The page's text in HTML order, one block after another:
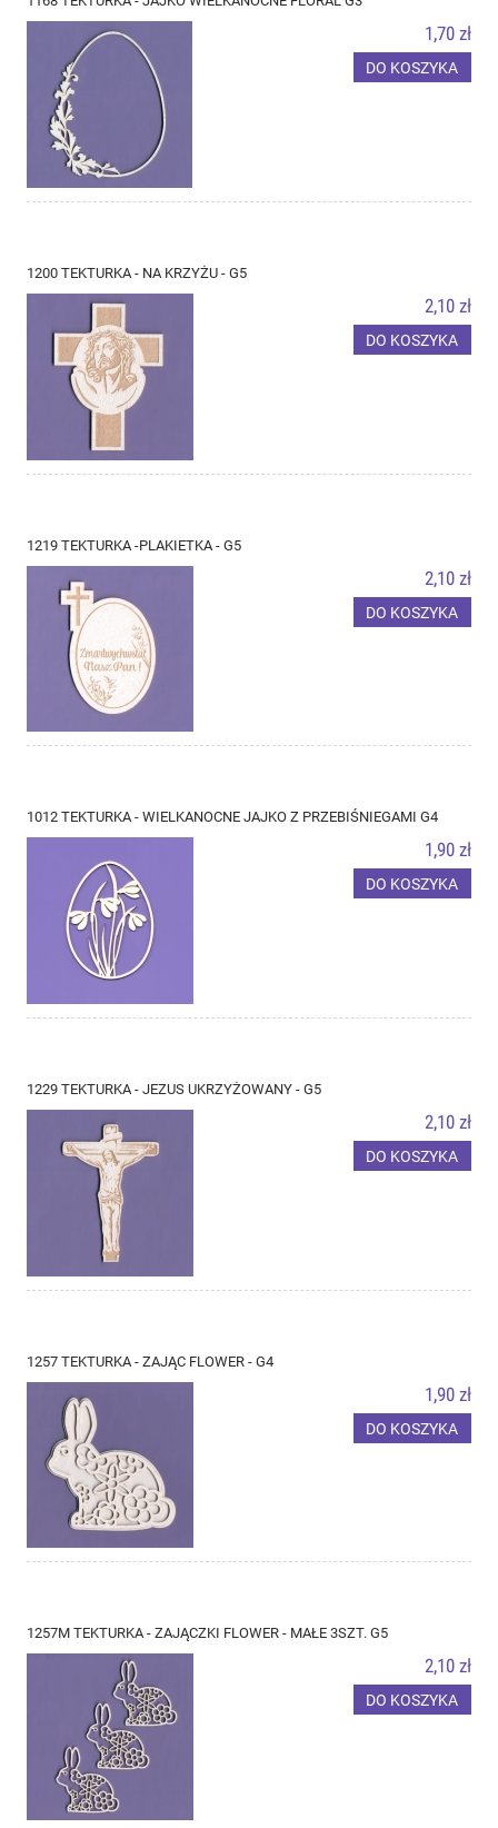
1,70 zł
DO KOSZYKA
1200 TEKTURKA - NA KRZYŻU - G5
2,10 zł
DO KOSZYKA
1219 TEKTURKA -PLAKIETKA - G5
2,10 zł
DO KOSZYKA
1012 TEKTURKA - WIELKANOCNE JAJKO Z PRZEBIŚNIEGAMI G4
1,90 zł
DO KOSZYKA
1229 TEKTURKA - JEZUS UKRZYŻOWANY - G5
2,10 zł
DO KOSZYKA
1257 TEKTURKA - ZAJĄC FLOWER - G4
1,90 zł
DO KOSZYKA
1257M TEKTURKA - ZAJĄCZKI FLOWER - MAŁE 3SZT. G5
2,10 zł
DO KOSZYKA